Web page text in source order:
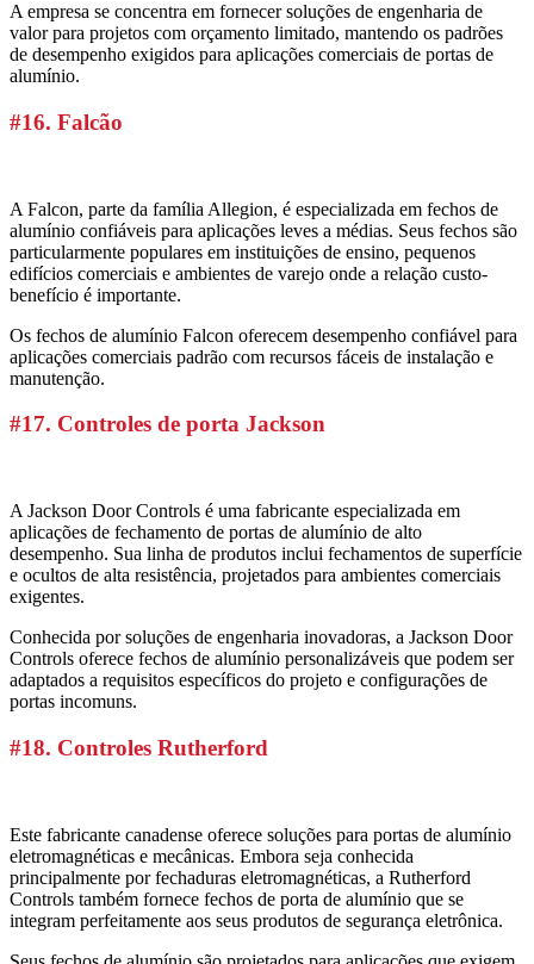
A empresa se concentra em fornecer soluções de engenharia de
valor para projetos com orçamento limitado, mantendo os padrões
de desempenho exigidos para aplicações comerciais de portas de
alumínio.
#16. Falcão
A Falcon, parte da família Allegion, é especializada em fechos de
alumínio confiáveis para aplicações leves a médias. Seus fechos são
particularmente populares em instituições de ensino, pequenos
edifícios comerciais e ambientes de varejo onde a relação custo-
benefício é importante.
Os fechos de alumínio Falcon oferecem desempenho confiável para
aplicações comerciais padrão com recursos fáceis de instalação e
manutenção.
#17. Controles de porta Jackson
A Jackson Door Controls é uma fabricante especializada em
aplicações de fechamento de portas de alumínio de alto
desempenho. Sua linha de produtos inclui fechamentos de superfície
e ocultos de alta resistência, projetados para ambientes comerciais
exigentes.
Conhecida por soluções de engenharia inovadoras, a Jackson Door
Controls oferece fechos de alumínio personalizáveis que podem ser
adaptados a requisitos específicos do projeto e configurações de
portas incomuns.
#18. Controles Rutherford
Este fabricante canadense oferece soluções para portas de alumínio
eletromagnéticas e mecânicas. Embora seja conhecida
principalmente por fechaduras eletromagnéticas, a Rutherford
Controls também fornece fechos de porta de alumínio que se
integram perfeitamente aos seus produtos de segurança eletrônica.